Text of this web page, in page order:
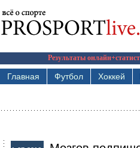
Результаты
Главная Футбол Хоккей